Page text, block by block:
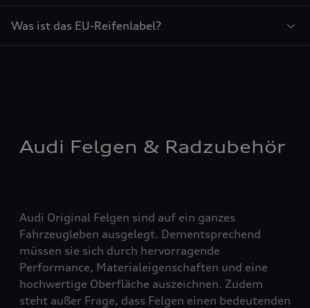
Was ist das EU-Reifenlabel?
Audi Felgen & Radzubehör
Audi Original Felgen sind auf ein ganzes
Fahrzeugleben ausgelegt. Dementsprechend
müssen sie sich durch hervorragende
Performance, Materialeigenschaften und eine
hochwertige Oberfläche auszeichnen. Zudem
steht außer Frage, dass Felgen einen bedeutenden